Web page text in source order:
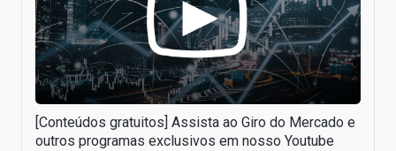
[Conteúdos gratuitos] Assista ao Giro do Mercado e
outros programas exclusivos em nosso Youtube